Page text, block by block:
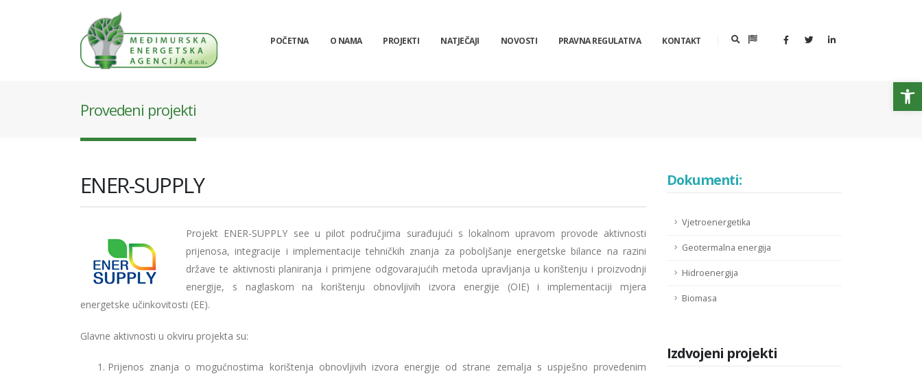
POČETNA O NAMA PROJEKTI NATJEČAJI NOVOSTI PRAVNA REGULATIVA KONTAKT
Provedeni projekti
ENER-SUPPLY
Projekt ENER-SUPPLY see u pilot područjima surađujući s lokalnom upravom provode aktivnosti
prijenosa, integracije i implementacije tehničkih znanja za poboljšanje energetske bilance na razini
države te aktivnosti planiranja i primjene odgovarajućih metoda upravljanja u korištenju i proizvodnji
energije, s naglaskom na korištenju obnovljivih izvora energije (OIE) i implementaciji mjera
energetske učinkovitosti (EE).
Glavne aktivnosti u okviru projekta su:
Prijenos znanja o mogućnostima korištenja obnovljivih izvora energije od strane zemalja s uspješno provedenim
Dokumenti:
Vjetroenergetika
Geotermalna energija
Hidroenergija
Biomasa
Izdvojeni projekti